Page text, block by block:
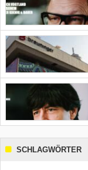
SCHLAGWÖRTER